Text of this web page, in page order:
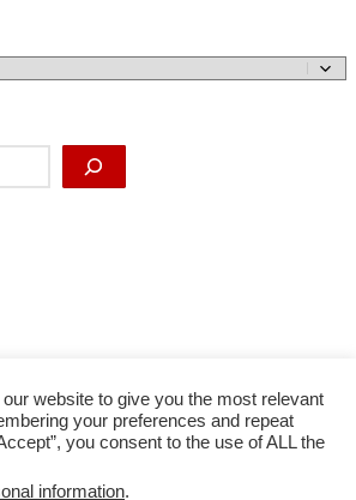
website to give you the most relevant
your preferences and repeat
you consent to the use of ALL the
information.